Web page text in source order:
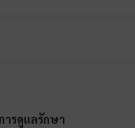
ารดูแลรักษา